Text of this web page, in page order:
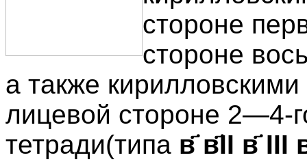
стороне
стороне
а также
лицевой стороне 2—4-
тетради(типа в҃ в҃II в҃ III